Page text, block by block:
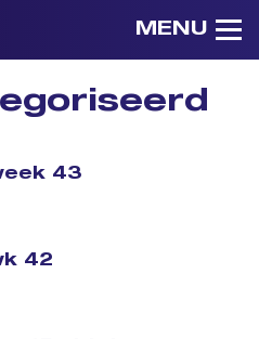
MENU
43
42